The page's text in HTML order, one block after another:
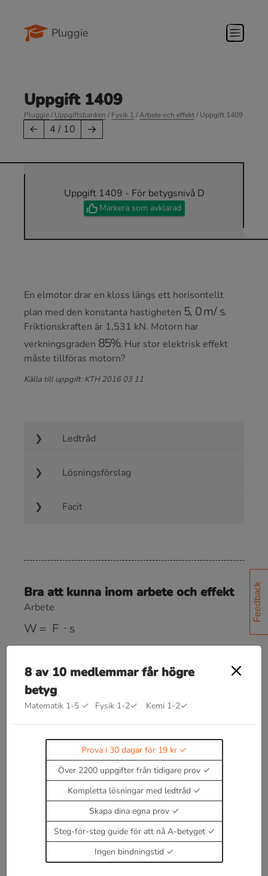
Pluggie
Feedback
Uppgift 1409
Pluggie/Uppgiftsbanken /Fysik 1 /Arbete och effekt/ Uppgift 1409
← 4 / 10 →
Uppgift 1409 - För betygsnivå D
Markera som avklarad
En elmotor drar en kloss längs ett horisontellt
plan med den konstanta hastigheten
5,0m/s
.
Friktionskraften är 1,531 kN. Motorn har
verkningsgraden
85%
. Hur stor elektrisk effekt
måste tillföras motorn?
Källa till uppgift: KTH 2016 03 11
Ledtråd
Lösningsförslag
Facit
Bra att kunna inom arbete och effekt
Arbete
W ⋅s
Rörelseenergi
Ek 2m
Lägesenergi
Ep=mgh
Fjäderenergi (är en typ av potentiell energi)
Effekt
⋅v
8 av 10 medlemmar får högre
betyg
Matematik 1-5 ✓ Fysik 1-2✓ Kemi 1-2✓
Prova i 30 dagar för 19 kr
Över 2200 uppgifter från tidigare prov
Kompletta lösningar med ledtråd
Skapa dina egna prov
Steg-för-steg guide för att nå A-betyget
Ingen bindningstid